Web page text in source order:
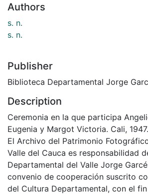
Authors
s. n.
s. n.
Publisher
Biblioteca Departamental Jorge
Description
Ceremonia en la que participa
Eugenia y Margot Victoria. Cali, 1947.
El Archivo del Patrimonio
Valle del Cauca es responsabilidad
Departamental del Valle Jorge
convenio de cooperación suscrito
del Cultura Departamental, con el